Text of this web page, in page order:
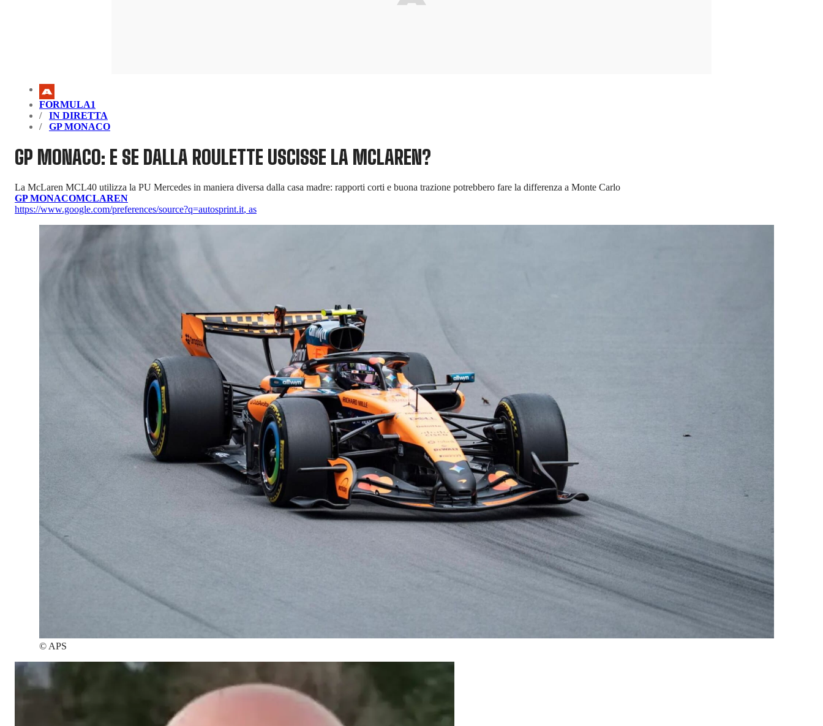
FORMULA1
IN DIRETTA
GP MONACO
GP MONACO: E SE DALLA ROULETTE USCISSE LA MCLAREN?
La McLaren MCL40 utilizza la PU Mercedes in maniera diversa dalla casa madre: rapporti corti e buona trazione potrebbero fare la differenza a Monte Carlo
GP MONACOMCLAREN
https://www.google.com/preferences/source?q=autosprint.it, as
© APS